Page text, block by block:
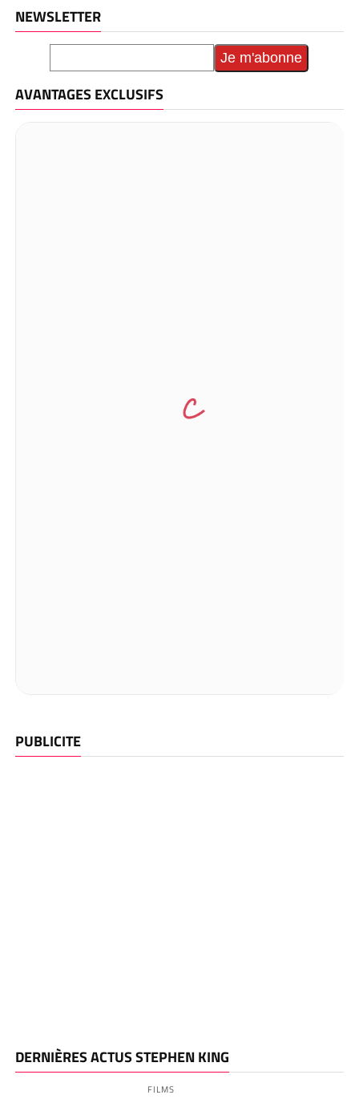
NEWSLETTER
AVANTAGES EXCLUSIFS
PUBLICITE
DERNIÈRES ACTUS STEPHEN KING
FILMS